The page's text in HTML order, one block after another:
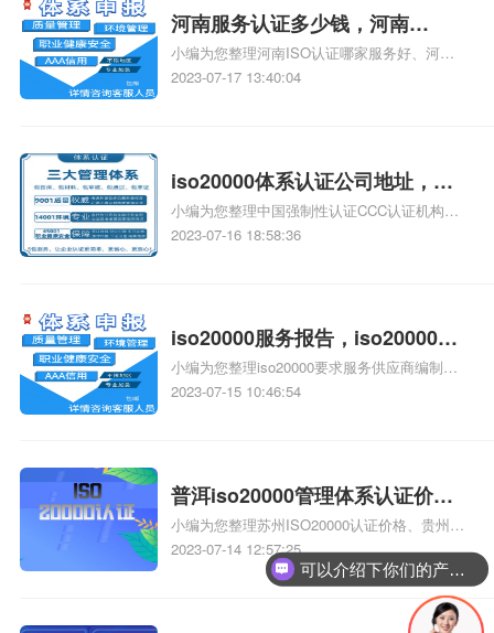
河南服务认证多少钱，河南
iso20000多少钱
小编为您整理河南ISO认证哪家服务好、河南
aaa信用认证多少钱、河南14000认证价格多少
2023-07-17 13:40:04
iso20000体系认证公司地址，
iso20000认证公司地址
小编为您整理中国强制性认证CCC认证机构公
司地址、海南第三方检测公司地址黄金cma、
方正文！
2023-07-16 18:58:36
iso20000服务报告，iso20000认
证服务报告
小编为您整理iso20000要求服务供应商编制服
务报告，请问服务报告包括哪些方面的内容、
务管理体系认证，什么是ISO20000标准、
ISO20000认证IT服务管理体系认证申请，
ISO20000认证费用是多少相关iso体系认证知
识，详情可查看下方正文！
2023-07-15 10:46:54
普洱iso20000管理体系认证价
格，普洱iso20000认证价格
小编为您整理苏州ISO20000认证价格、贵州
ISO20000认证价格,ISO20000认证一般的费用
是多少、ISO20000，ISO20000标准，IT服务
管理体系认证，什么是ISO20000标准、青海
ISO20000体系认证哪家更专业效率高价格低、
2023-07-14 12:57:25
可以介绍下你们的产品么？